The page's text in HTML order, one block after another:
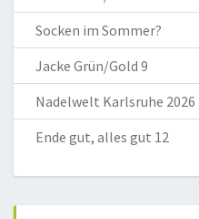
Socken im Sommer?
Jacke Grün/Gold 9
Nadelwelt Karlsruhe 2026
Ende gut, alles gut 12